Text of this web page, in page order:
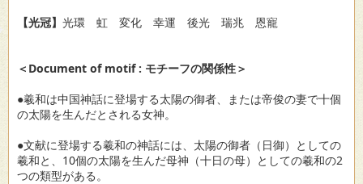
【光冠】 光環 虹 変化 幸運 後光 瑞兆 恩寵
＜Document of motif : モチーフの関係性＞
●羲和は中国神話に登場する太陽の御者、または帝俊の妻で十個
の太陽を生んだとされる女神。
●文献に登場する羲和の神話には、太陽の御者（日御）としての
羲和と、10個の太陽を生んだ母神（十日の母）としての羲和の2
つの類型がある。